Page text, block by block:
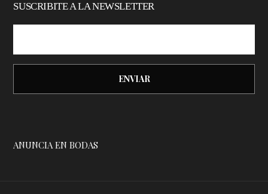
SUSCRIBITE A LA NEWSLETTER
ANUNCIA EN BODAS